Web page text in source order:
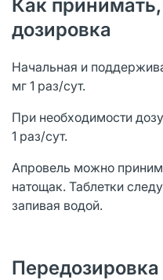
Как
дозировка
Начальная и
мг 1 раз/сут.
При необходимости
1 раз/сут.
Апровель можно
натощак. Таблетки
запивая водой.
Передозировка